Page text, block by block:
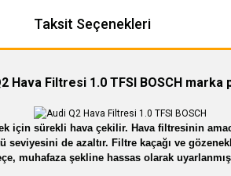
Taksit Seçenekleri
Hava Filtresi 1.0 TFSI BOSCH marka
için sürekli hava çekilir. Hava filtresinin
seviyesini de azaltır. Filtre kaçağı ve
muhafaza şekline hassas olarak